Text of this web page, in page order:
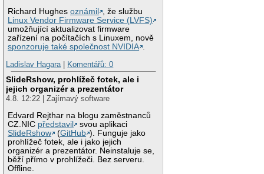
Richard Hughesoznámil
, že službu
Linux Vendor Firmware Service (LVFS)
umožňující aktualizovat firmware
zařízení na počítačích s Linuxem, nově
sponzoruje také společnost NVIDIA .
Ladislav Hagara | Komentářů: 0
SlideRshow, prohlížeč fotek, ale i
jejich organizér a prezentátor
4.8. 12:22 | Zajímavý software
Edvard Rejthar na blogu zaměstnanců
CZ.NIC představil
svou aplikaci
SlideRshow
(GitHub ). Funguje jako
prohlížeč fotek, ale i jako jejich
organizér a prezentátor. Neinstaluje se,
běží přímo v prohlížeči. Bez serveru.
Offline.